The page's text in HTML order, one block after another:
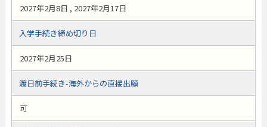
2027年2月8日 , 2027年2月17日
入学手続き締め切り日
2027年2月25日
渡日前手続き-海外からの直接出願
可